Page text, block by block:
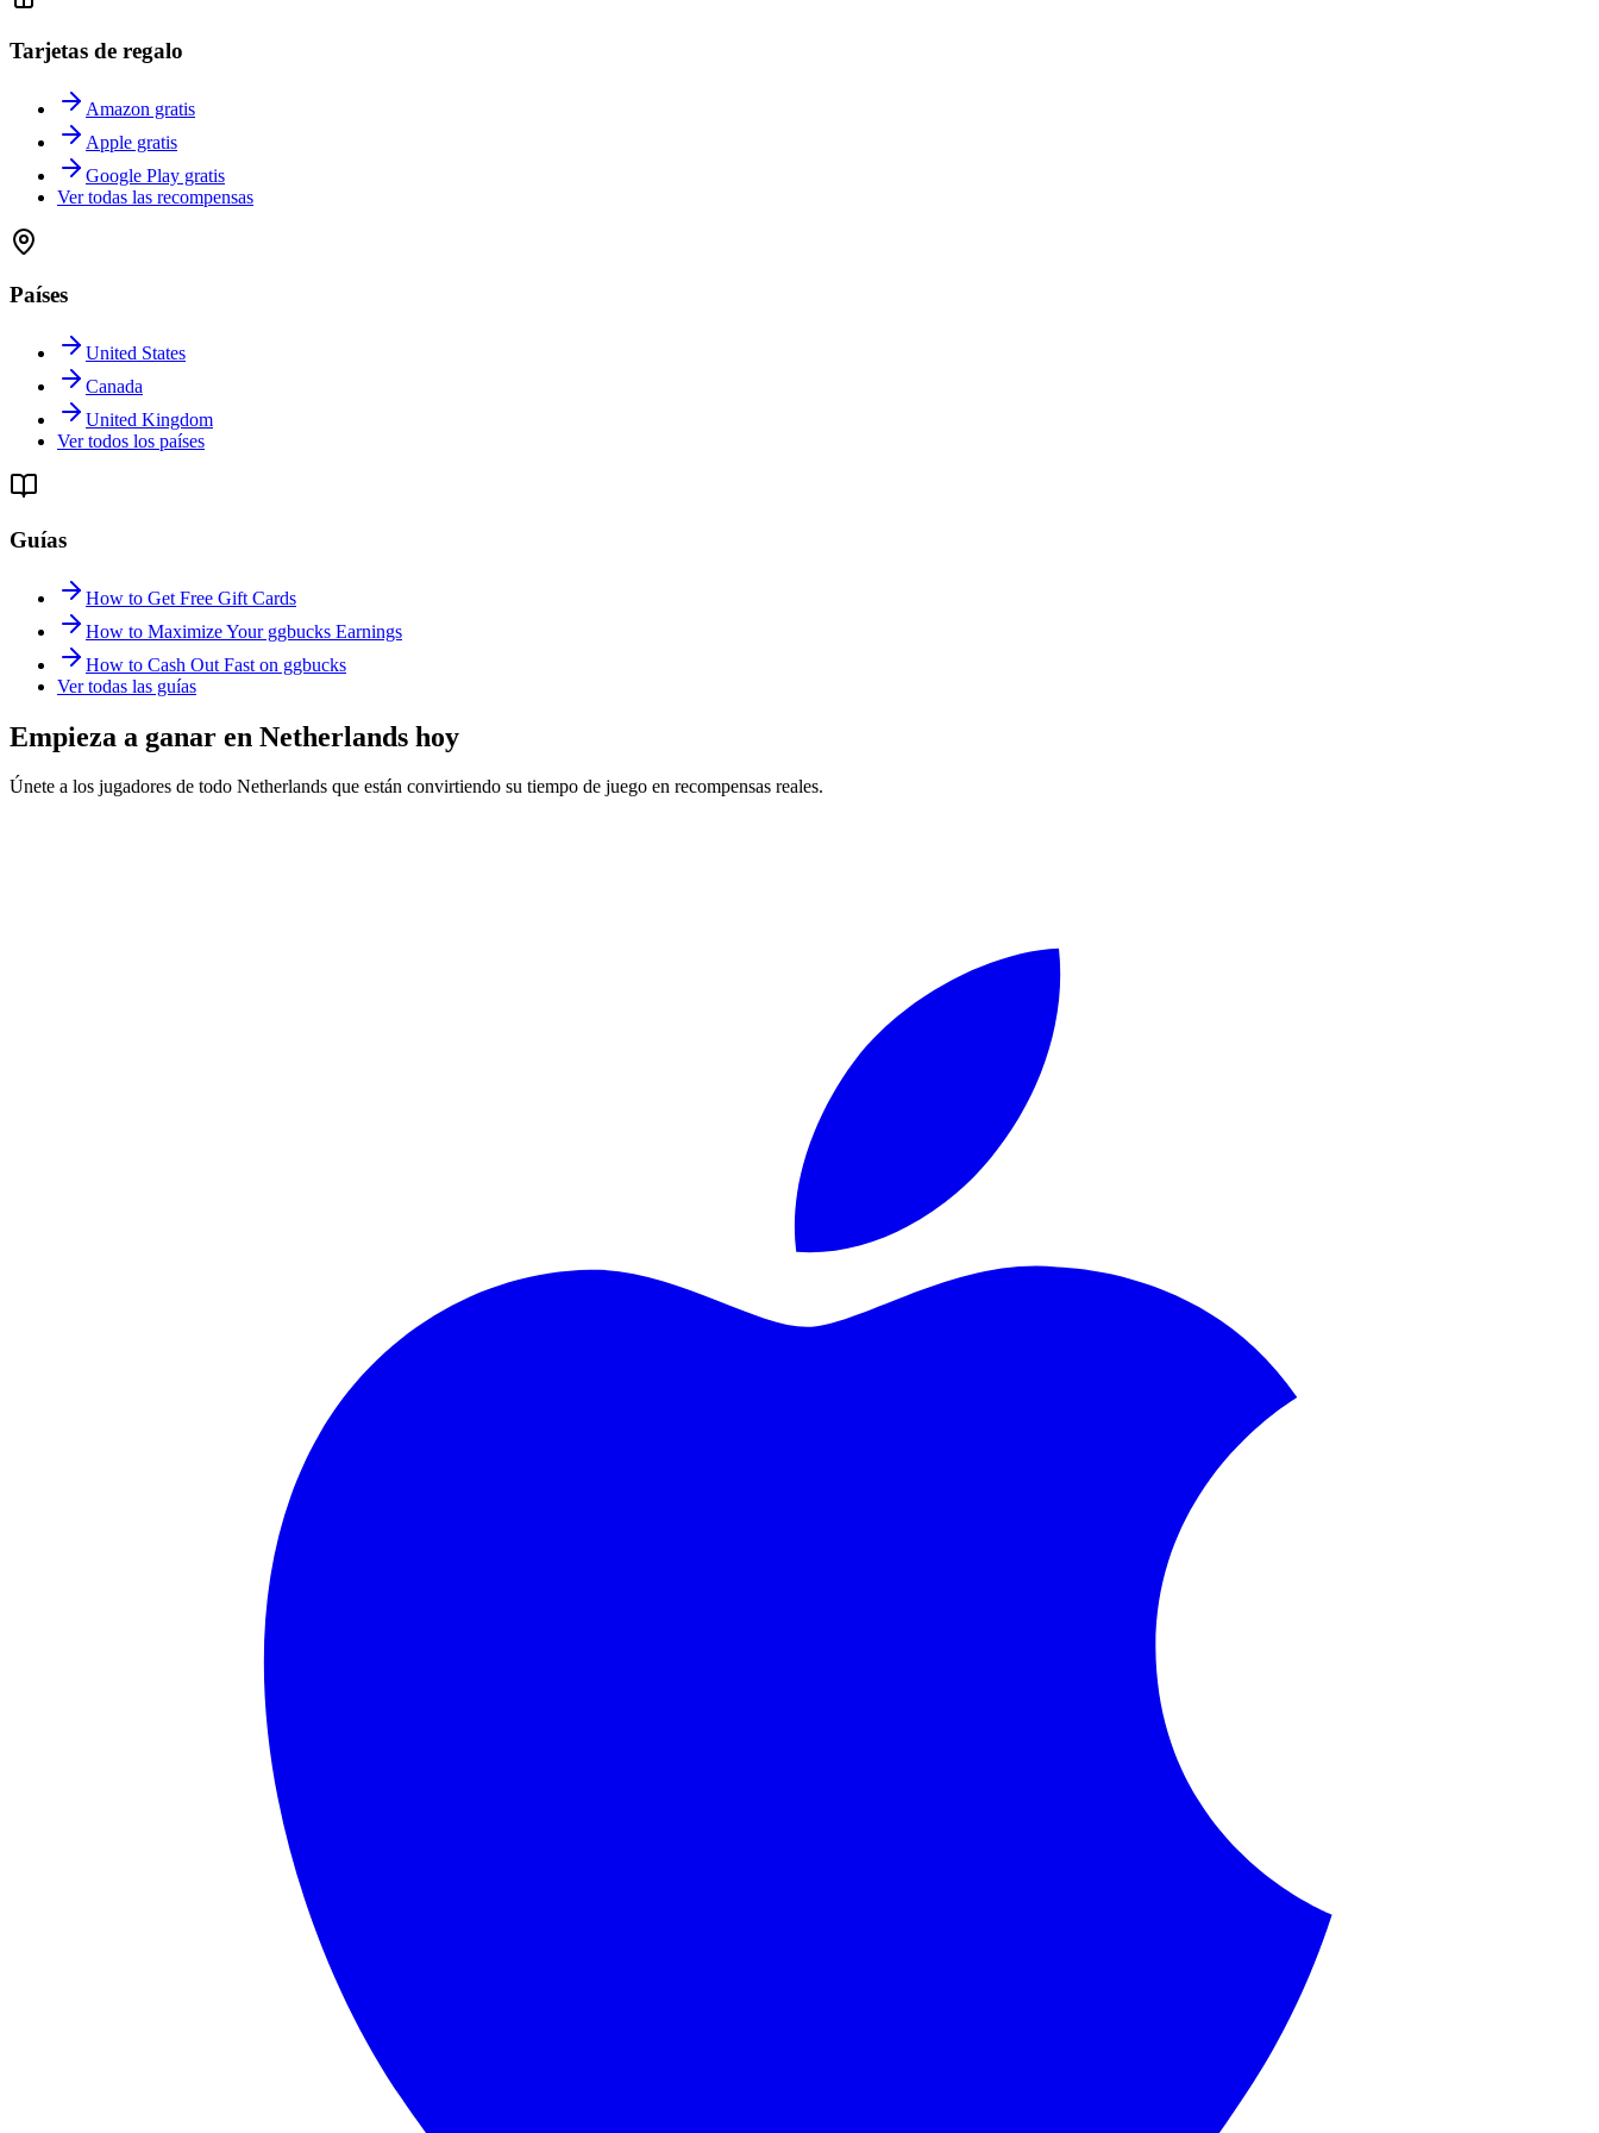
Tarjetas de regalo
Amazon gratis
Apple gratis
Google Play gratis
Ver todas las recompensas
Países
United States
Canada
United Kingdom
Ver todos los países
Guías
How to Get Free Gift Cards
How to Maximize Your ggbucks Earnings
How to Cash Out Fast on ggbucks
Ver todas las guías
Empieza a ganar en Netherlands hoy
Únete a los jugadores de todo Netherlands que están convirtiendo su tiempo de juego en recompensas reales.